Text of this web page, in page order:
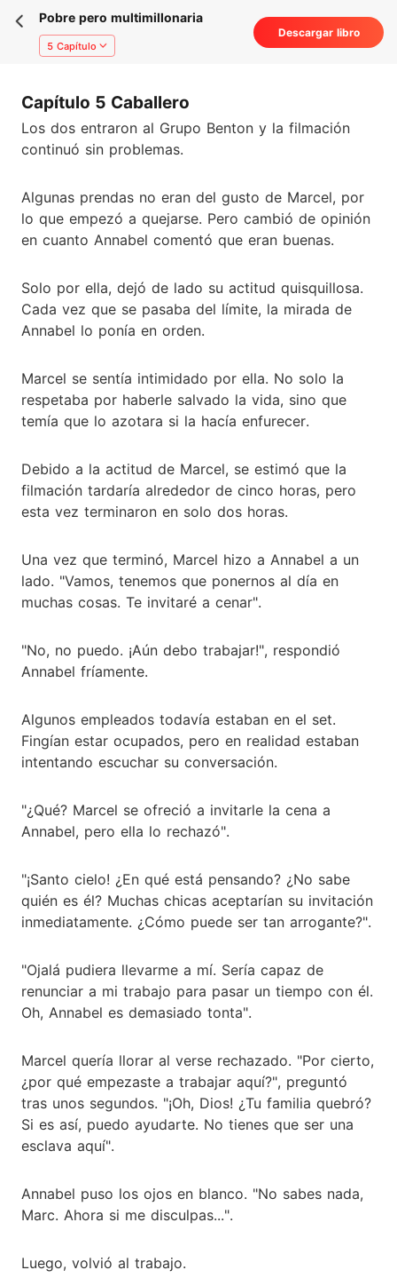
Pobre pero multimillonaria
5 Capítulo
Descargar libro
Capítulo 5 Caballero
Los dos entraron al Grupo Benton y la filmación
continuó sin problemas.
Algunas prendas no eran del gusto de Marcel, por
lo que empezó a quejarse. Pero cambió de opinión
en cuanto Annabel comentó que eran buenas.
Solo por ella, dejó de lado su actitud quisquillosa.
Cada vez que se pasaba del límite, la mirada de
Annabel lo ponía en orden.
Marcel se sentía intimidado por ella. No solo la
respetaba por haberle salvado la vida, sino que
temía que lo azotara si la hacía enfurecer.
Debido a la actitud de Marcel, se estimó que la
filmación tardaría alrededor de cinco horas, pero
esta vez terminaron en solo dos horas.
Una vez que terminó, Marcel hizo a Annabel a un
lado. "Vamos, tenemos que ponernos al día en
muchas cosas. Te invitaré a cenar".
"No, no puedo. ¡Aún debo trabajar!", respondió
Annabel fríamente.
Algunos empleados todavía estaban en el set.
Fingían estar ocupados, pero en realidad estaban
intentando escuchar su conversación.
"¿Qué? Marcel se ofreció a invitarle la cena a
Annabel, pero ella lo rechazó".
"¡Santo cielo! ¿En qué está pensando? ¿No sabe
quién es él? Muchas chicas aceptarían su invitación
inmediatamente. ¿Cómo puede ser tan arrogante?".
"Ojalá pudiera llevarme a mí. Sería capaz de
renunciar a mi trabajo para pasar un tiempo con él.
Oh, Annabel es demasiado tonta".
Marcel quería llorar al verse rechazado. "Por cierto,
¿por qué empezaste a trabajar aquí?", preguntó
tras unos segundos. "¡Oh, Dios! ¿Tu familia quebró?
Si es así, puedo ayudarte. No tienes que ser una
esclava aquí".
Annabel puso los ojos en blanco. "No sabes nada,
Marc. Ahora si me disculpas...".
Luego, volvió al trabajo.